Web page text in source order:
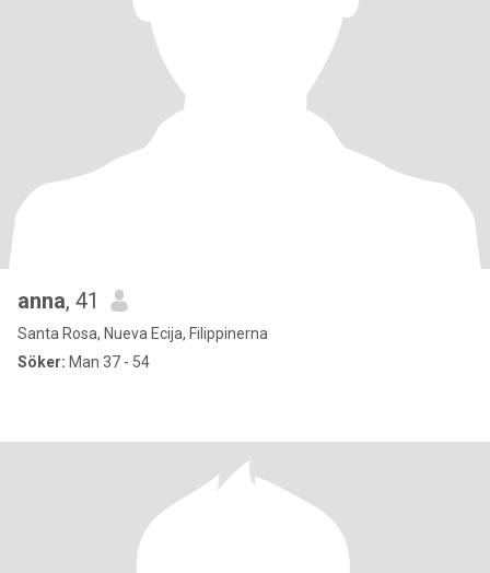
anna, 41
Santa Rosa, Nueva Ecija, Filippinerna
Söker: Man 37 - 54